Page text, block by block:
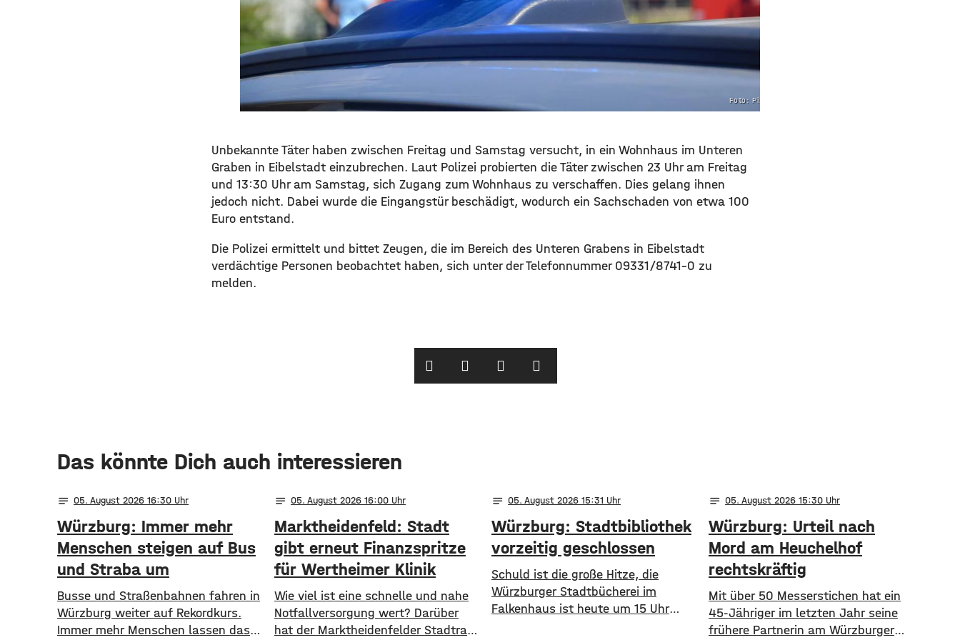
Foto: Pixabay
Unbekannte Täter haben zwischen Freitag und Samstag versucht, in ein Wohnhaus im Unteren
Graben in Eibelstadt einzubrechen. Laut Polizei probierten die Täter zwischen 23 Uhr am Freitag
und 13:30 Uhr am Samstag, sich Zugang zum Wohnhaus zu verschaffen. Dies gelang ihnen
jedoch nicht. Dabei wurde die Eingangstür beschädigt, wodurch ein Sachschaden von etwa 100
Euro entstand.
Die Polizei ermittelt und bittet Zeugen, die im Bereich des Unteren Grabens in Eibelstadt
verdächtige Personen beobachtet haben, sich unter der Telefonnummer 09331/8741-0 zu
melden.
Das könnte Dich auch interessieren
notes 05. August 2026 16:30
Würzburg: Immer mehr
Menschen steigen auf Bus
und Straba um
​​Busse und Straßenbahnen fahren in
Würzburg weiter auf Rekordkurs.
Immer mehr Menschen lassen das
notes 05. August 2026 16:00
Marktheidenfeld: Stadt
gibt erneut Finanzspritze
für Wertheimer Klinik
​​Wie viel ist eine schnelle und nahe
Notfallversorgung wert? Darüber
hat der Marktheidenfelder Stadtrat
notes 05. August 2026 15:31
Würzburg: Stadtbibliothek
vorzeitig geschlossen
Schuld ist die große Hitze, die
Würzburger Stadtbücherei im
Falkenhaus ist heute um 15 Uhr
notes 05. August 2026 15:30
Würzburg: Urteil nach
Mord am Heuchelhof
rechtskräftig
​​Mit über 50 Messerstichen hat ein
45-Jähriger im letzten Jahr seine
frühere Partnerin am Würzburger